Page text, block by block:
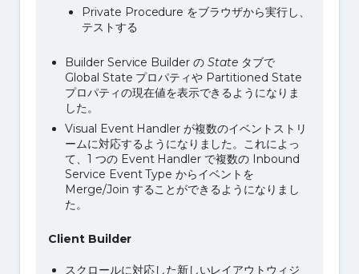
Private Procedure をブラウザから実行し、
テストする
Builder Service Builder の Stateタブで
Global State プロパティや Partitioned State
プロパティの現在値を表示できるようになりま
した。
Visual Event Handler が複数のイベントストリ
ームに対応するようになりました。これによっ
て、1 つの Event Handler で複数の Inbound
Service Event Type からイベントを
Merge/Join することができるようになりまし
た。
Client Builder
スクロールに対応した新しいレイアウトウィジ